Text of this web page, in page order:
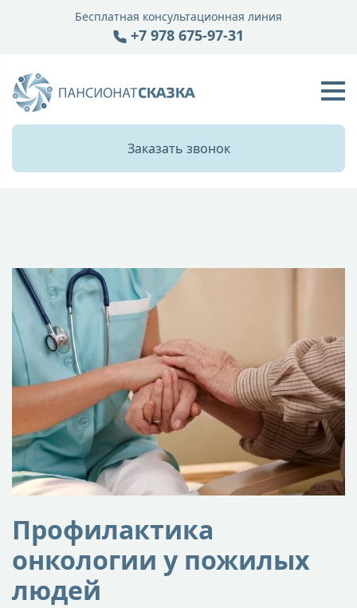
Бесплатная консультационная линия
+7 978 675-97-31
Заказать звонок
Профилактика
онкологии у пожилых
людей